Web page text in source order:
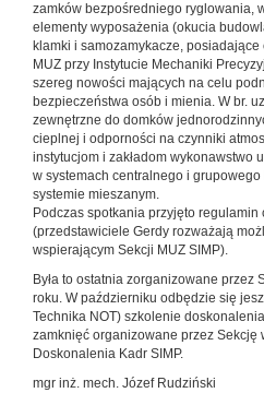
zamków bezpośredniego ryglowania,
elementy wyposażenia (okucia
klamki i samozamykacze, posiadające
MUZ przy Instytucie Mechaniki
szereg nowości mających na celu
bezpieczeństwa osób i mienia. W br.
zewnętrzne do domków
cieplnej i odporności na czynniki
instytucjom i zakładom wykonawstwo
w systemach centralnego i
systemie mieszanym.
Podczas spotkania przyjęto regulamin
(przedstawiciele Gerdy rozważają
wspierającym Sekcji MUZ SIMP).
Była to ostatnia zorganizowane przez
roku. W październiku odbędzie się
Technika NOT) szkolenie
zamknięć organizowane przez Sekcję
Doskonalenia Kadr SIMP.
mgr inż. mech. Józef Rudziński